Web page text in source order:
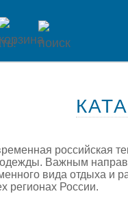
российская
Важным
вида отдыха и
регионах России.